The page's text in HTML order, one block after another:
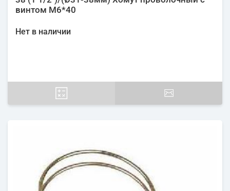
винтом М6*40
Нет в наличии